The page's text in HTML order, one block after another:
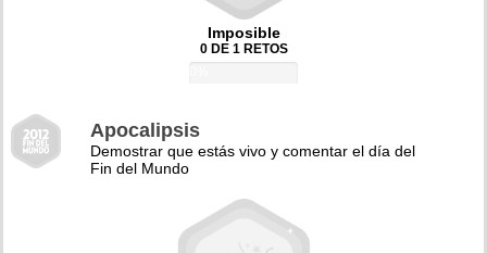
Imposible
0 DE 1 RETOS
Apocalipsis
Demostrar que estás vivo y comentar el día del
Fin del Mundo